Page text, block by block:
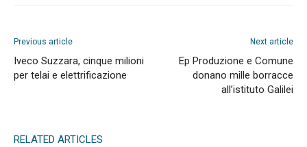
Previous article
Iveco Suzzara, cinque milioni
per telai e elettrificazione
Next article
Ep Produzione e Comune
donano mille borracce
all’istituto Galilei
RELATED ARTICLES